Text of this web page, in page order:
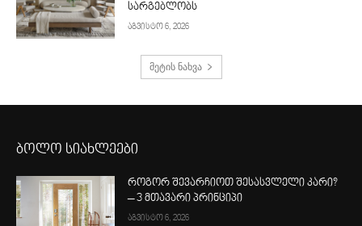
სარგებლობს
აგვისტო 6, 2026
მეტის ნახვა
ბოლო სიახლეები
როგორ შევარჩიოთ შესასვლელი კარი?
– 3 მთავარი პრინციპი
აგვისტო 6, 2026